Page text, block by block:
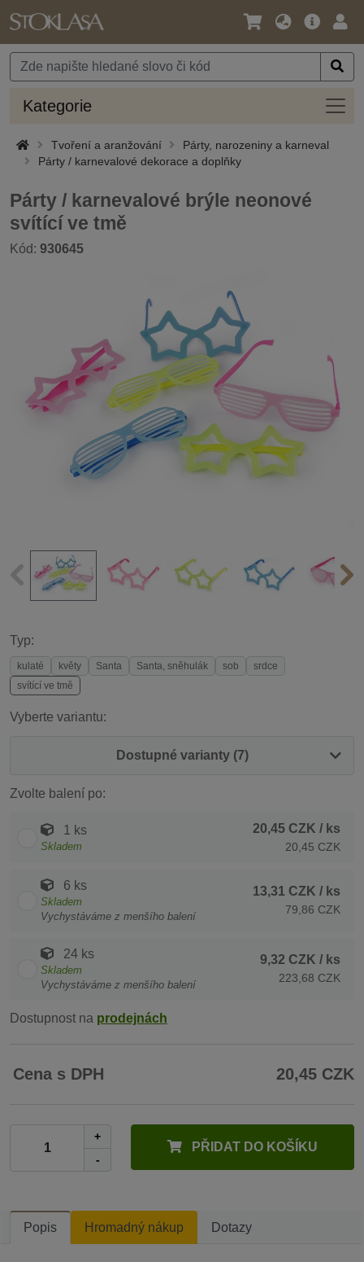
Jazyk
Měna
Hlavní
Kategorie
Tvoření a aranžování
Párty, narozeniny a karneval
Párty / karnevalové dekorace a doplňky
Párty / karnevalové brýle neonové
svítící ve tmě
Kód: 930645
Typ:
kulaté květy Santa Santa, sněhulák sob
srdce
svítící ve tmě
Vyberte variantu:
Dostupné varianty (7)
Zvolte balení po:
1 ks
Skladem
20,45 CZK / ks
20,45 CZK
6 ks
Skladem
Vychystáváme z menšího balení
13,31 CZK / ks
79,86 CZK
24 ks
Skladem
Vychystáváme z menšího balení
9,32 CZK / ks
223,68 CZK
Dostupnost na prodejnách
Cena s DPH 20,45 CZK
+
-
PŘIDAT DO KOŠÍKU
Popis Hromadný nákup Dotazy